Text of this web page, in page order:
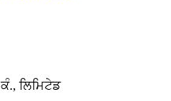
ਲਿਮਿਟੇਡ